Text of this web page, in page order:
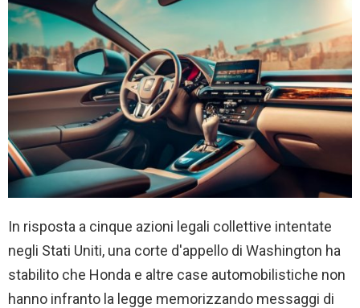
In risposta a cinque azioni legali collettive intentate
negli Stati Uniti, una corte d'appello di Washington ha
stabilito che Honda e altre case automobilistiche non
hanno infranto la legge memorizzando messaggi di